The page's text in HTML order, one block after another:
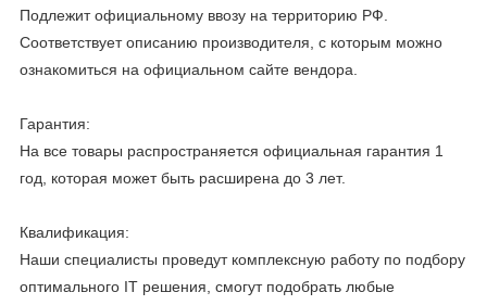
Подлежит официальному ввозу на территорию РФ.
Соответствует описанию производителя, с которым можно
ознакомиться на официальном сайте вендора.
Гарантия:
На все товары распространяется официальная гарантия 1
год, которая может быть расширена до 3 лет.
Квалификация:
Наши специалисты проведут комплексную работу по подбору
оптимального IT решения, смогут подобрать любые